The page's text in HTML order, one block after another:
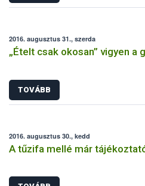
2016. augusztus 31., szerda
„Ételt csak okosan” vigyen a
TOVÁBB
2016. augusztus 30., kedd
A tűzifa mellé már